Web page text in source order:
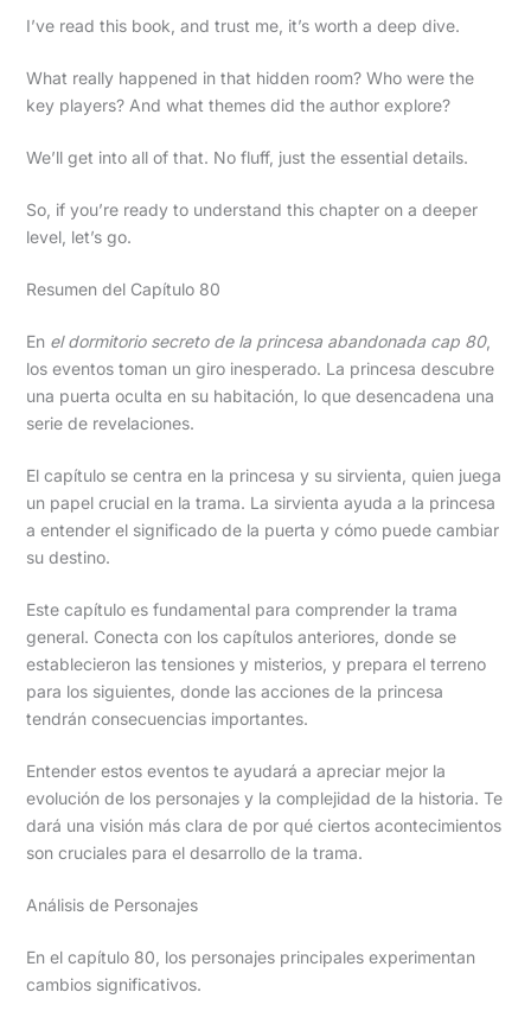
I’ve read this book, and trust me, it’s worth a deep dive.
What really happened in that hidden room? Who were the
key players? And what themes did the author explore?
We’ll get into all of that. No fluff, just the essential details.
So, if you’re ready to understand this chapter on a deeper
level, let’s go.
Resumen del Capítulo 80
En el dormitorio secreto de la princesa abandonada cap 80,
los eventos toman un giro inesperado. La princesa descubre
una puerta oculta en su habitación, lo que desencadena una
serie de revelaciones.
El capítulo se centra en la princesa y su sirvienta, quien juega
un papel crucial en la trama. La sirvienta ayuda a la princesa
a entender el significado de la puerta y cómo puede cambiar
su destino.
Este capítulo es fundamental para comprender la trama
general. Conecta con los capítulos anteriores, donde se
establecieron las tensiones y misterios, y prepara el terreno
para los siguientes, donde las acciones de la princesa
tendrán consecuencias importantes.
Entender estos eventos te ayudará a apreciar mejor la
evolución de los personajes y la complejidad de la historia. Te
dará una visión más clara de por qué ciertos acontecimientos
son cruciales para el desarrollo de la trama.
Análisis de Personajes
En el capítulo 80, los personajes principales experimentan
cambios significativos.